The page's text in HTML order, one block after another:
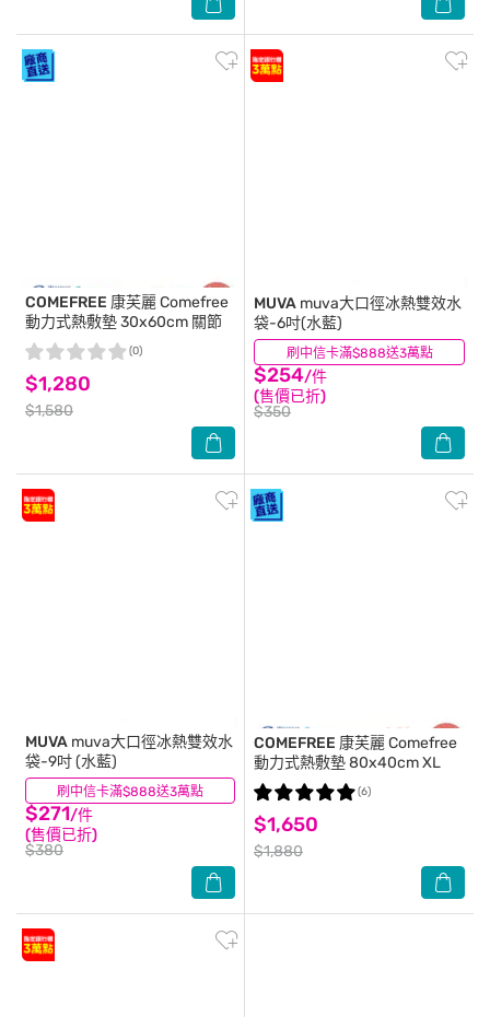
COMEFREE 康芙麗 Comefree
動力式熱敷墊 30x60cm 關節
$1,280
$1,580
(0) 刷中信卡滿$888送3萬點
MUVA muva大口徑冰熱雙效水
袋-6吋(水藍)
$254/件
(售價已折)
$350
(0)
刷中信卡滿$888送3萬點
MUVA muva大口徑冰熱雙效水
袋-9吋 (水藍)
$271/件
(售價已折)
$380
(0)
COMEFREE 康芙麗 Comefree
動力式熱敷墊 80x40cm XL
$1,650
$1,880
(6)